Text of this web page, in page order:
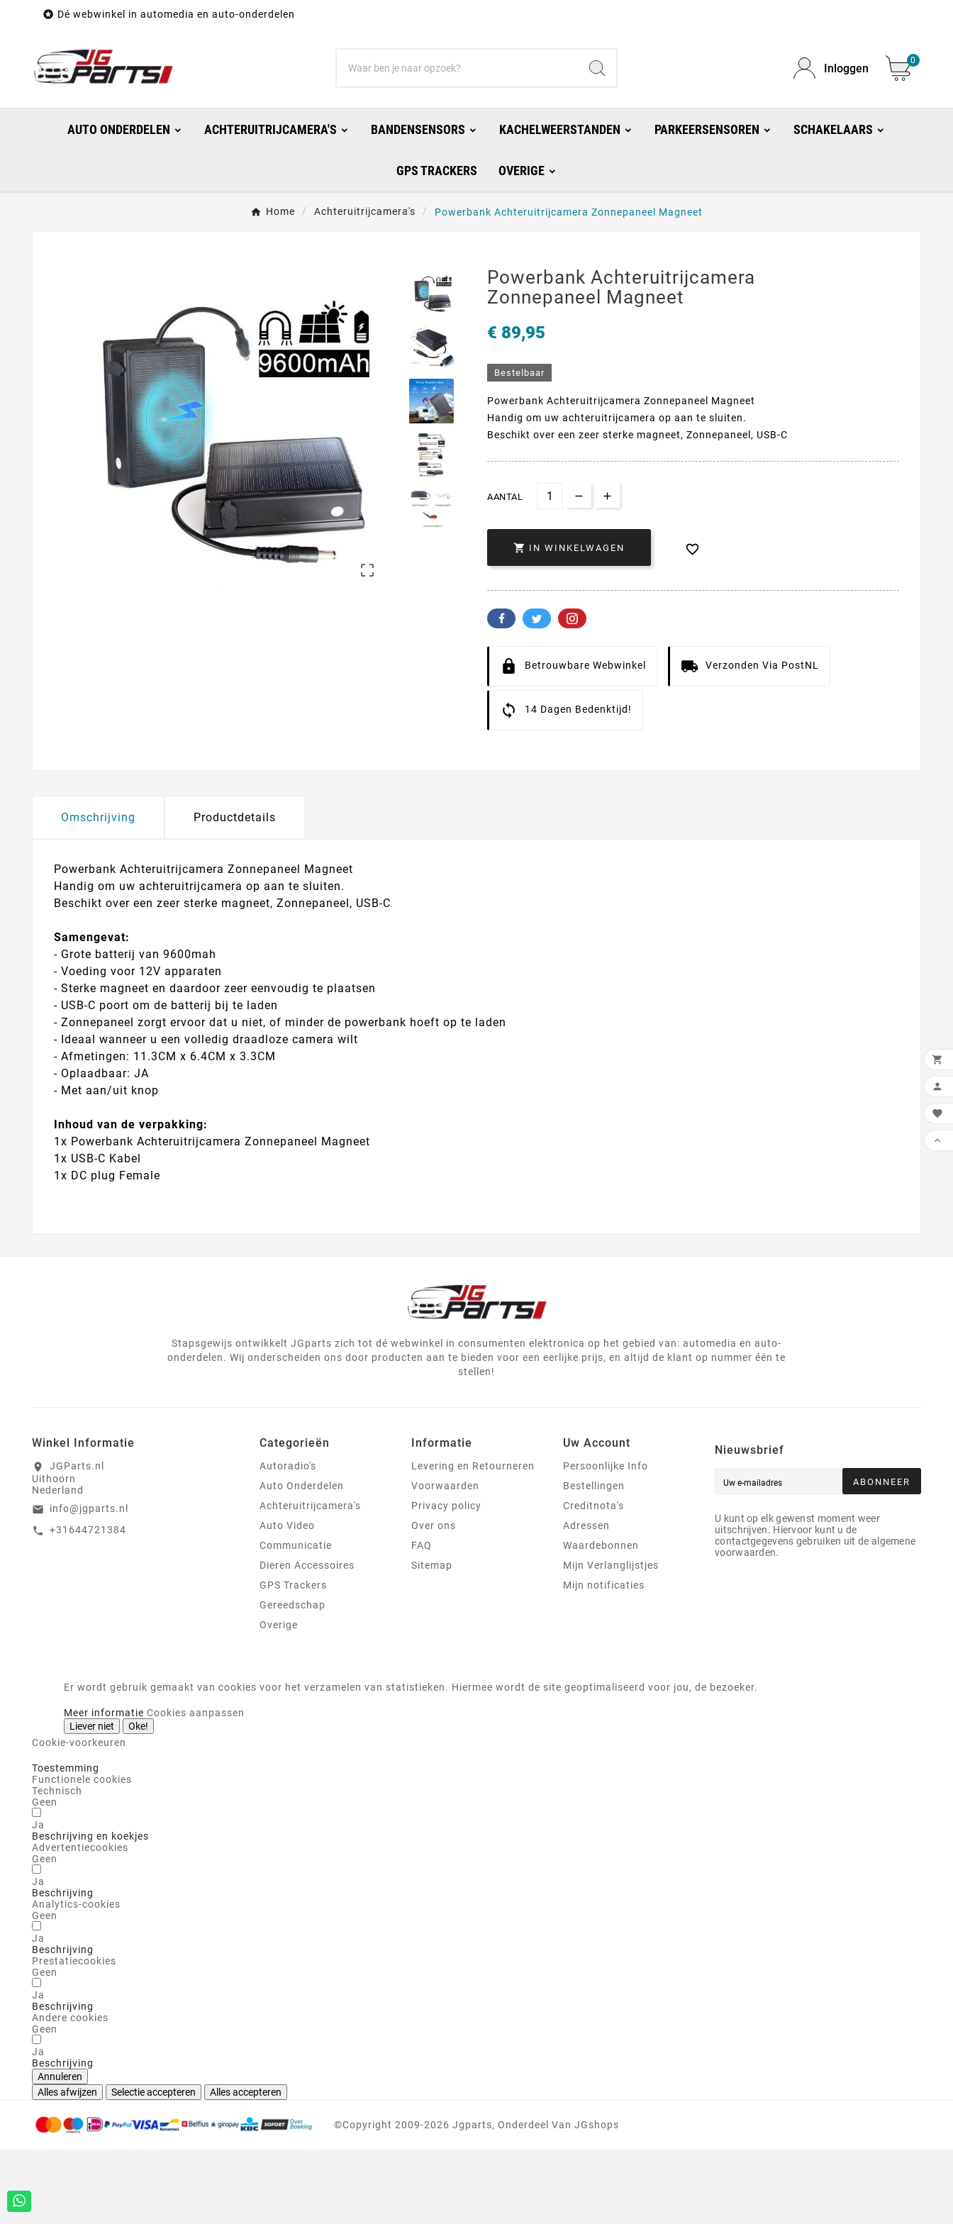
 Dé webwinkel in automedia en auto-onderdelen
Inloggen
0
AUTO ONDERDELEN ACHTERUITRIJCAMERA'S BANDENSENSORS KACHELWEERSTANDEN PARKEERSENSOREN SCHAKELAARS
GPS TRACKERS OVERIGE
Home Achteruitrijcamera's Powerbank Achteruitrijcamera Zonnepaneel Magneet

Powerbank Achteruitrijcamera
Zonnepaneel Magneet
€ 89,95
Bestelbaar
Powerbank Achteruitrijcamera Zonnepaneel Magneet
Handig om uw achteruitrijcamera op aan te sluiten.
Beschikt over een zeer sterke magneet, Zonnepaneel, USB-C
AANTAL
 IN WINKELWAGEN 
Betrouwbare Webwinkel Verzonden Via PostNL
14 Dagen Bedenktijd!
Omschrijving Productdetails
Powerbank Achteruitrijcamera Zonnepaneel Magneet
Handig om uw achteruitrijcamera op aan te sluiten.
Beschikt over een zeer sterke magneet, Zonnepaneel, USB-C
Samengevat:
- Grote batterij van 9600mah
- Voeding voor 12V apparaten
- Sterke magneet en daardoor zeer eenvoudig te plaatsen
- USB-C poort om de batterij bij te laden
- Zonnepaneel zorgt ervoor dat u niet, of minder de powerbank hoeft op te laden
- Ideaal wanneer u een volledig draadloze camera wilt
- Afmetingen: 11.3CM x 6.4CM x 3.3CM
- Oplaadbaar: JA
- Met aan/uit knop
Inhoud van de verpakking:
1x Powerbank Achteruitrijcamera Zonnepaneel Magneet
1x USB-C Kabel
1x DC plug Female
Stapsgewijs ontwikkelt JGparts zich tot dé webwinkel in consumenten elektronica op het gebied van: automedia en auto-
onderdelen. Wij onderscheiden ons door producten aan te bieden voor een eerlijke prijs, en altijd de klant op nummer één te
stellen!
Winkel Informatie
location_on
JGParts.nl
Uithoorn
Nederland
email info@jgparts.nl
call +31644721384
Categorieën
Autoradio's
Auto Onderdelen
Achteruitrijcamera's
Auto Video
Communicatie
Dieren Accessoires
GPS Trackers
Gereedschap
Overige
Informatie
Levering en Retourneren
Voorwaarden
Privacy policy
Over ons
FAQ
Sitemap
Uw Account
Persoonlijke Info
Bestellingen
Creditnota's
Adressen
Waardebonnen
Mijn Verlanglijstjes
Mijn notificaties
Nieuwsbrief
ABONNEER
U kunt op elk gewenst moment weer
uitschrijven. Hiervoor kunt u de
contactgegevens gebruiken uit de algemene
voorwaarden.
Er wordt gebruik gemaakt van cookies voor het verzamelen van statistieken. Hiermee wordt de site geoptimaliseerd voor jou, de bezoeker.
Meer informatie Cookies aanpassen
Liever niet
Oke!
Cookie-voorkeuren
Toestemming
Functionele cookies
Technisch
Geen
Ja
Beschrijving en koekjes
Advertentiecookies
Geen
Ja
Beschrijving
Analytics-cookies
Geen
Ja
Beschrijving
Prestatiecookies
Geen
Ja
Beschrijving
Andere cookies
Geen
Ja
Beschrijving
Annuleren
Alles afwijzen
Selectie accepteren Alles accepteren




©copyright 2009-2026 Jgparts, Onderdeel Van JGshops